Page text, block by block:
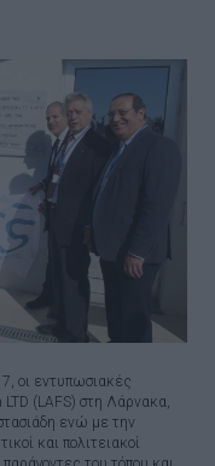
οι εντυπωσιακές
(LAFS) στη Λάρνακα,
ενώ με την
και πολιτειακοί